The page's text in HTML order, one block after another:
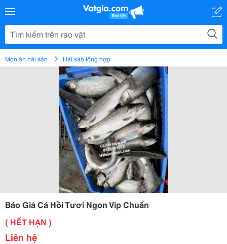
Món ăn hải sản Hải sản tổng hợp
Báo Giá Cá Hồi Tươi Ngon Vip Chuẩn
( HẾT HẠN )
Liên hệ